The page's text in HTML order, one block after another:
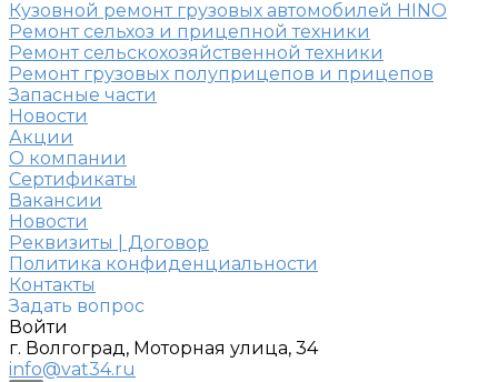
Кузовной ремонт грузовых автомобилей HINO
Ремонт сельхоз и прицепной техники
Ремонт сельскохозяйственной техники
Ремонт грузовых полуприцепов и прицепов
Запасные части
Новости
Акции
О компании
Сертификаты
Вакансии
Новости
Реквизиты | Договор
Политика конфиденциальности
Контакты
Задать вопрос
Войти
г. Волгоград, Моторная улица, 34
info@vat34.ru